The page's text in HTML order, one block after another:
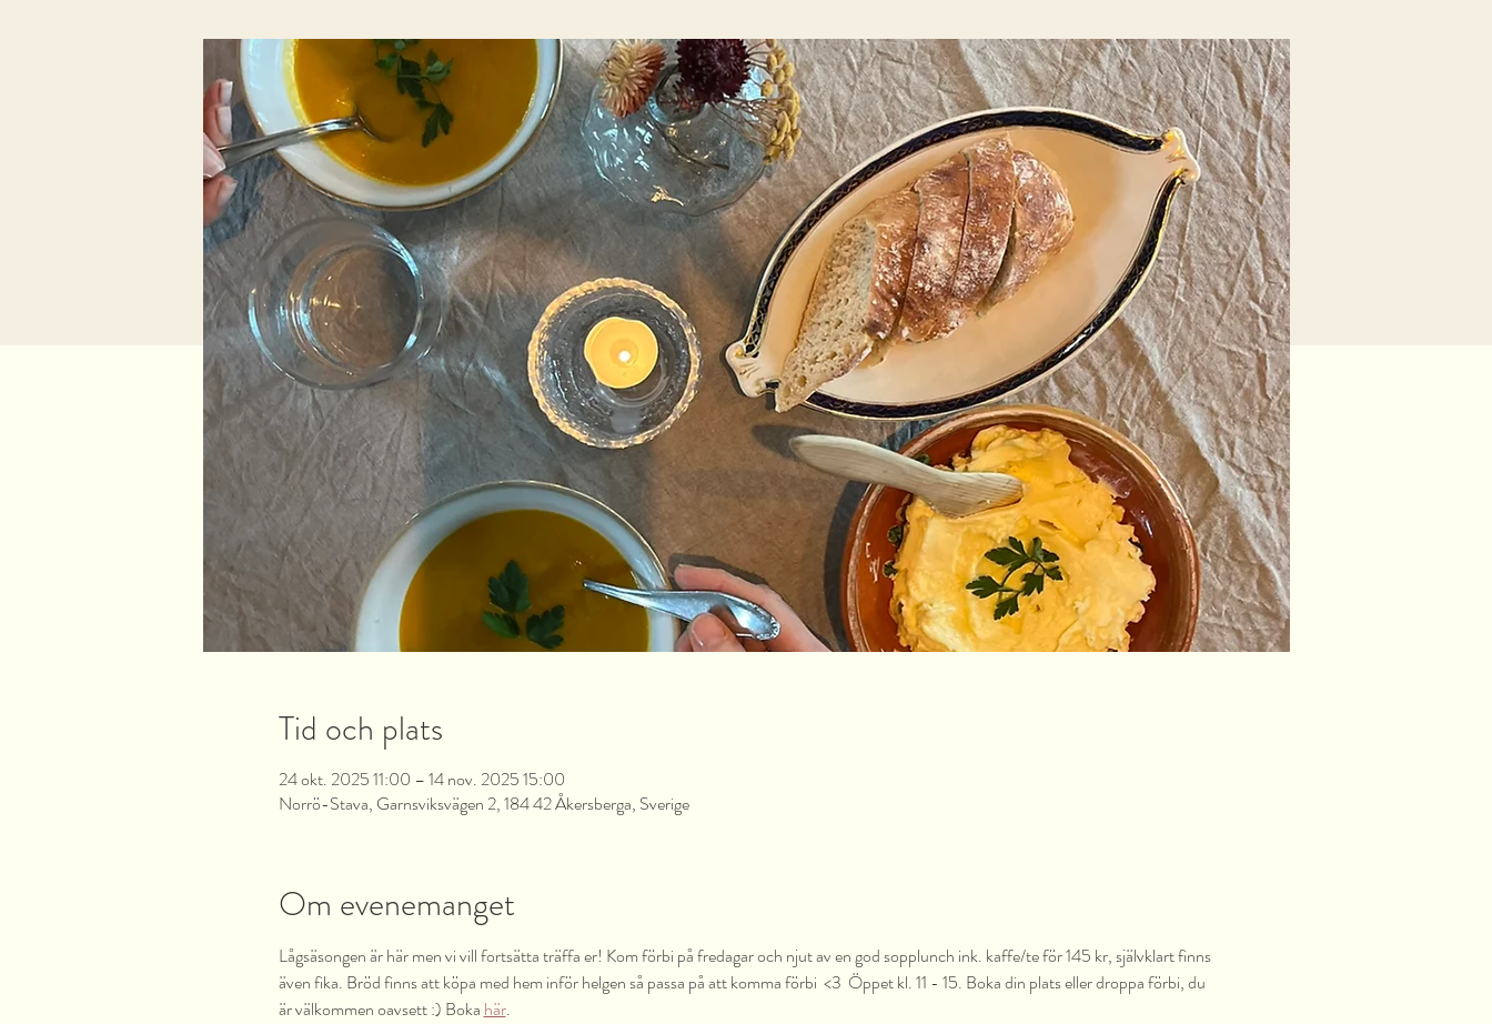
Tid och plats
24 okt. 2025 11:00 – 14 nov. 2025 15:00
Norrö-Stava, Garnsviksvägen 2, 184 42 Åkersberga, Sverige
Om evenemanget
Lågsäsongen är här men vi vill fortsätta träffa er! Kom förbi på fredagar och njut av en god sopplunch ink. kaffe/te för 145 kr, självklart finns
även fika. Bröd finns att köpa med hem inför helgen så passa på att komma förbi  <3  Öppet kl. 11 - 15. Boka din plats eller droppa förbi, du
är välkommen oavsett :) Boka här.